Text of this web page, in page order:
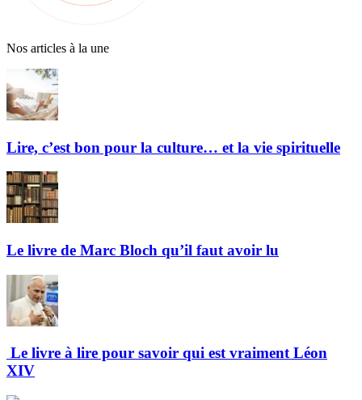
Nos articles à la une
Lire, c’est bon pour la culture… et la vie spirituelle
Le livre de Marc Bloch qu’il faut avoir lu
Le livre à lire pour savoir qui est vraiment Léon
XIV